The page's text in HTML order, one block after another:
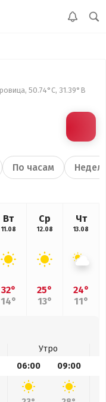
50.74°С, 31.39°В
По часам
Вт
11.08
32°
14°
Ср
12.08
25°
13°
Чт
13.08
24°
11°
Утро
06:00 09:00